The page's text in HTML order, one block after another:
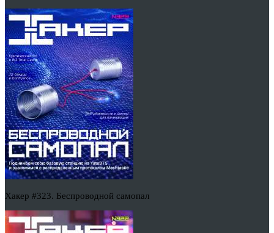
Хакер #323. Беспроводной самопал